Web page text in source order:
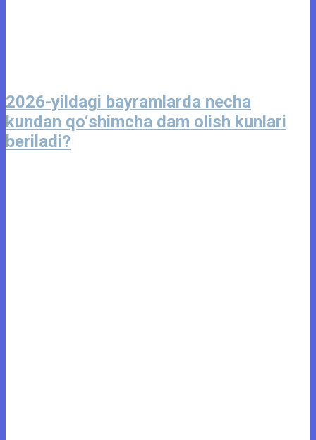
2026-yildagi bayramlarda necha
kundan qo‘shimcha dam olish kunlari
beriladi?